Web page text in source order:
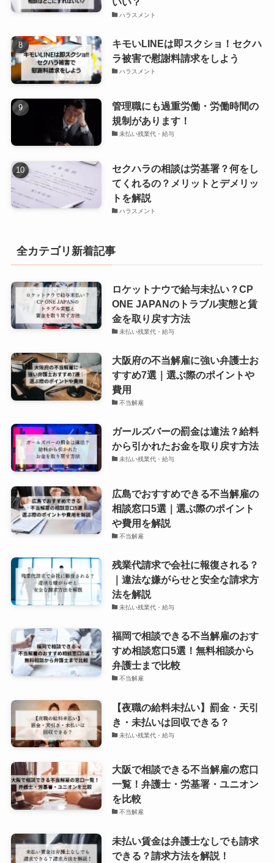
ハラスメント
キモいLINEは即スクショ！セクハ
ラ被害で慰謝料請求をしよう
ハラスメント
管理職にも過重労働・労働時間の
規制があります！
未払い残業代・給与
セクハラの相談は労基署？何をし
てくれるの？メリットとデメリッ
トを解説
ハラスメント
全カテゴリ新着記事
ロケットナウで給与未払い？CP
ONE JAPANのトラブル実態と賃
金を取り戻す方法
未払い残業代・給与
大阪府の不当解雇に強い弁護士お
すすめ7選｜選ぶ際のポイントや
費用
不当解雇
ガールズバーの罰金は違法？給料
から引かれたお金を取り戻す方法
未払い残業代・給与
広島でおすすめできる不当解雇の
相談窓口5選｜選ぶ際のポイント
や費用を解説
不当解雇
残業代請求で会社に報復される？
｜違法な嫌がらせと安全な請求方
法を解説
未払い残業代・給与
福岡で相談できる不当解雇のおす
すめ相談窓口5選！無料相談から
弁護士まで比較
不当解雇
【夜職の給料未払い】罰金・天引
き・未払いは回収できる？
未払い残業代・給与
大阪で相談できる不当解雇の窓口
一覧！弁護士・労基署・ユニオン
を比較
不当解雇
未払い賃金は弁護士なしでも請求
できる？請求方法を解説！